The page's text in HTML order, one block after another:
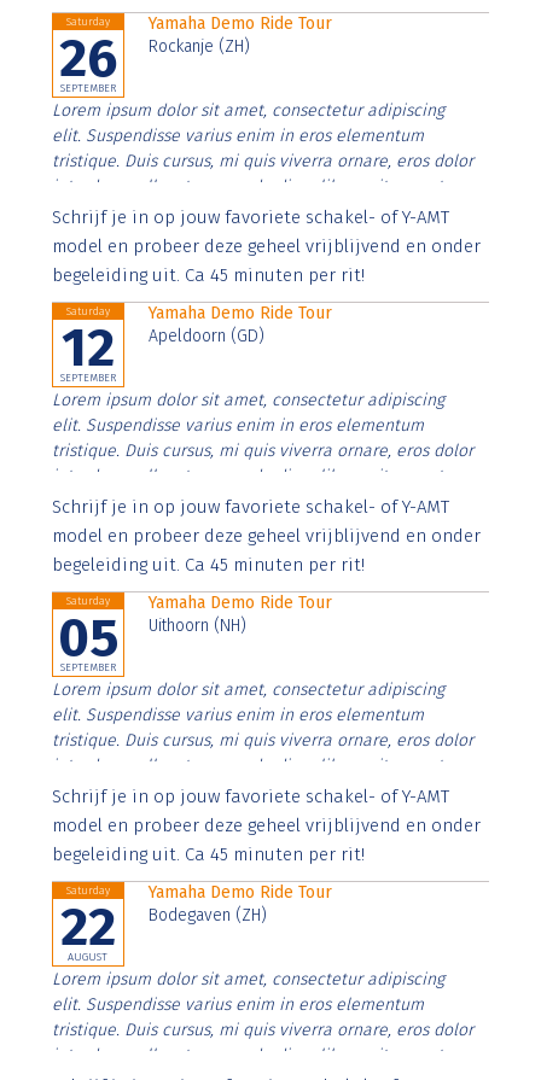
Saturday
26
SEPTEMBER
Yamaha Demo Ride Tour
Rockanje (ZH)
Lorem ipsum dolor sit amet, consectetur adipiscing
elit. Suspendisse varius enim in eros elementum
tristique. Duis cursus, mi quis viverra ornare, eros dolor
interdum nulla, ut commodo diam libero vitae erat.
Aenean faucibus nibh et justo cursus id rutrum lorem
imperdiet. Nunc ut sem vitae risus tristique posuere.
Schrijf je in op jouw favoriete schakel- of Y-AMT
model en probeer deze geheel vrijblijvend en onder
begeleiding uit. Ca 45 minuten per rit!
Saturday
12
SEPTEMBER
Yamaha Demo Ride Tour
Apeldoorn (GD)
Lorem ipsum dolor sit amet, consectetur adipiscing
elit. Suspendisse varius enim in eros elementum
tristique. Duis cursus, mi quis viverra ornare, eros dolor
interdum nulla, ut commodo diam libero vitae erat.
Aenean faucibus nibh et justo cursus id rutrum lorem
imperdiet. Nunc ut sem vitae risus tristique posuere.
Schrijf je in op jouw favoriete schakel- of Y-AMT
model en probeer deze geheel vrijblijvend en onder
begeleiding uit. Ca 45 minuten per rit!
Saturday
05
SEPTEMBER
Yamaha Demo Ride Tour
Uithoorn (NH)
Lorem ipsum dolor sit amet, consectetur adipiscing
elit. Suspendisse varius enim in eros elementum
tristique. Duis cursus, mi quis viverra ornare, eros dolor
interdum nulla, ut commodo diam libero vitae erat.
Aenean faucibus nibh et justo cursus id rutrum lorem
imperdiet. Nunc ut sem vitae risus tristique posuere.
Schrijf je in op jouw favoriete schakel- of Y-AMT
model en probeer deze geheel vrijblijvend en onder
begeleiding uit. Ca 45 minuten per rit!
Saturday
22
AUGUST
Yamaha Demo Ride Tour
Bodegaven (ZH)
Lorem ipsum dolor sit amet, consectetur adipiscing
elit. Suspendisse varius enim in eros elementum
tristique. Duis cursus, mi quis viverra ornare, eros dolor
interdum nulla, ut commodo diam libero vitae erat.